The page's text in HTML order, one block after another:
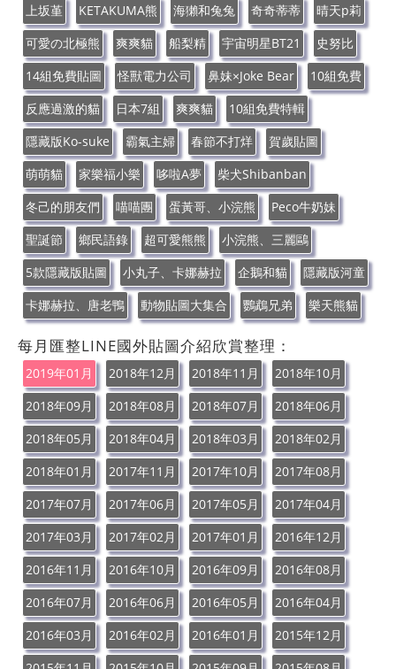
上坂堇
KETAKUMA熊 海獺和兔兔 奇奇蒂蒂
晴天p莉
可愛の北極熊
爽爽貓 船梨精 宇宙明星BT21
史努比
14組免費貼圖
怪獸電力公司 鼻妹×Joke Bear
10組免費
反應過激的貓
日本7組 爽爽貓
10組免費特輯
隱藏版Ko-suke
霸氣主婦 春節不打烊
賀歲貼圖
萌萌貓
家樂福小樂 哆啦A夢
柴犬Shibanban
冬己的朋友們
喵喵團 蛋黃哥、小浣熊
Peco牛奶妹
聖誕節
鄉民語錄 超可愛熊熊
小浣熊、三麗鷗
5款隱藏版貼圖
小丸子、卡娜赫拉 企鵝和貓
隱藏版河童
卡娜赫拉、唐老鴨
動物貼圖大集合 鸚鵡兄弟 樂天熊貓
每月匯整LINE國外貼圖介紹欣賞整理：
2019年01月 2018年12月 2018年11月
2018年10月
2018年09月
2018年08月 2018年07月
2018年06月
2018年05月
2018年04月 2018年03月
2018年02月
2018年01月
2017年11月 2017年10月
2017年08月
2017年07月
2017年06月 2017年05月
2017年04月
2017年03月
2017年02月 2017年01月
2016年12月
2016年11月
2016年10月 2016年09月
2016年08月
2016年07月
2016年06月 2016年05月
2016年04月
2016年03月
2016年02月 2016年01月
2015年12月